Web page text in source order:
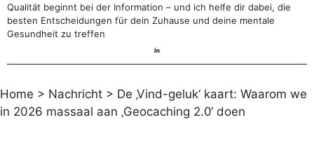
Qualität beginnt bei der Information – und ich helfe dir dabei, die
besten Entscheidungen für dein Zuhause und deine mentale
Gesundheit zu treffen
Home > Nachricht > De ‚Vind-geluk‘ kaart: Waarom we
in 2026 massaal aan ‚Geocaching 2.0‘ doen